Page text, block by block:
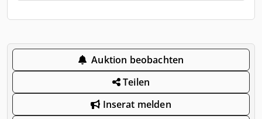
Auktion beobachten
Teilen
Inserat melden